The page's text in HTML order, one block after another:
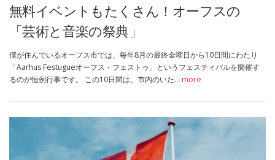
無料イベントもたくさん！オーフスの
「芸術と音楽の祭典」
僕が住んでいるオーフス市では、毎年8月の最終金曜日から10日間にわたり
「Aarhus Festugueオーフス・フェストゥ」というフェスティバルを開催す
るのが恒例行事です。 この10日間は、市内のいた… more